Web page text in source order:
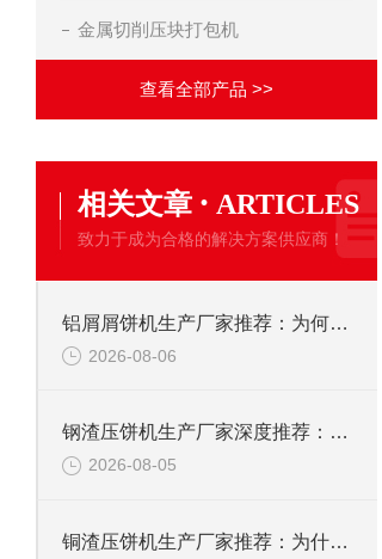
金属切削压块打包机
查看全部产品 >>
相关文章 · ARTICLES
致力于成为合格的解决方案供应商！
铝屑屑饼机生产厂家推荐：为何恩派特成为金属回收行业的“隐形优选”？
2026-08-06
钢渣压饼机生产厂家深度推荐：为何恩派特成为高净值产线的优选
2026-08-05
铜渣压饼机生产厂家推荐：为什么恩派特成为众多企业的信赖？